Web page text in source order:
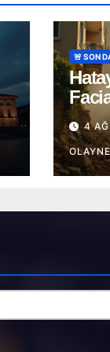
🚨 SON
Kaldı
4